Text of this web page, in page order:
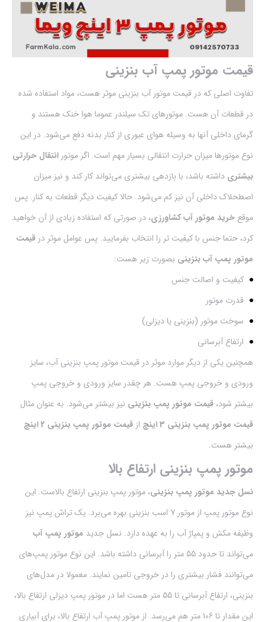
قیمت موتور پمپ آب بنزینی
تفاوت اصلی که در قیمت موتور آب بنزینی موثر هست، مواد استفاده شده
در قطعات آن هست. موتور‌های تک سیلندر عموما هوا خنک هستند و
گرمای داخلی آنها به وسیله هوای عبوری از کنار بدنه دفع می‌شود. در این
نوع موتورها میزان حرارت انتقالی بسیار مهم است. اگر موتور انتقال حرارتی
بیشتری داشته باشد، با بازدهی بیشتری می‌تواند کار کند و نیز میزان
اصطحلاک داخلی آن نیز کم می‌شود. حالا کیفیت دیگر قطعات به کنار. پس
موقع خرید موتور آب کشاورزی، در صورتی که استفاده زیادی از آن خواهید
کرد، حتما جنس با کیفیت تر را انتخاب بفرمایید. پس عوامل موثر در قیمت
موتور پمپ آب بنزینی بصورت زیر هست:
کیفیت و اصالت جنس
قدرت موتور
سوخت موتور (بنزینی یا دیزلی)
ارتفاع آبرسانی
همچنین یکی از دیگر موارد موثر در قیمت موتور پمپ بنزینی آب، سایز
ورودی و خروجی پمپ هست. هر چقدر سایز ورودی و خروجی پمپ
بیشتر شود، قیمت موتور پمپ بنزینی نیز بیشتر می‌شود. به عنوان مثال
قیمت موتور پمپ بنزینی 3 اینچ
از قیمت موتور پمپ بنزینی 2 اینچ
بیشتر هست.
موتور پمپ بنزینی ارتفاع بالا
نسل جدید موتور پمپ بنزینی، موتور پمپ بنزینی ارتفاع بالاست. این
نوع موتور پمپ از موتور 7 اسب بنزینی بهره می‌برد. یک تراش پمپ نیز
وظیفه مکش و پمپاژ آب را به عهده دارد. نسل جدید موتور پمپ آب
می‌تواند تا حدود 55 متر را آبرسانی داشته باشد. این نوع موتور پمپ‌های
می‌توانند فشار بیشتری را در خروجی تامین نمایند. معمولا در مدل‌های
بنزینی، ارتفاع آبرسانی تا 55 متر هست اما در موتور پمپ‌ دیزلی ارتفاع بالا،
این مقدار تا 106 متر هم می‌رسد. از موتور پمپ آب ارتفاع بالا، برای آبیاری